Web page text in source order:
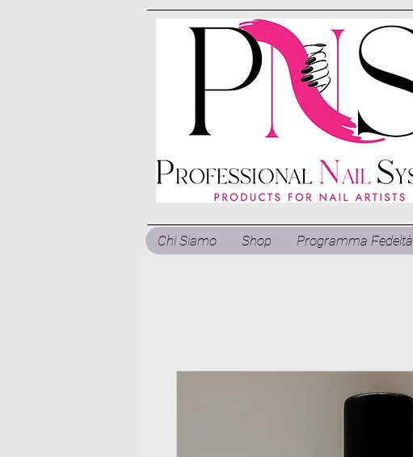
Chi Siamo Shop Programma Fedeltà